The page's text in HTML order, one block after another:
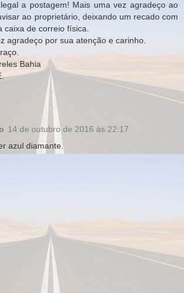
a postagem! Mais uma vez agradeço ao
ao proprietário, deixando um recado com
caixa de correio física.
agradeço por sua atenção e carinho.
Bahia
14 de outubro de 2016 às 22:17
azul diamante.